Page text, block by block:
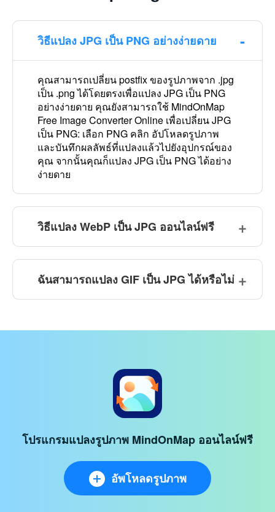
วิธีแปลง JPG เป็น PNG อย่างง่ายดาย
คุณสามารถเปลี่ยน postfix ของรูปภาพจาก .jpg
เป็น .png ได้โดยตรงเพื่อแปลง JPG เป็น PNG
อย่างง่ายดาย คุณยังสามารถใช้ MindOnMap
Free Image Converter Online เพื่อเปลี่ยน JPG
เป็น PNG: เลือก PNG คลิก อัปโหลดรูปภาพ
และบันทึกผลลัพธ์ที่แปลงแล้วไปยังอุปกรณ์ของ
คุณ จากนั้นคุณก็แปลง JPG เป็น PNG ได้อย่าง
ง่ายดาย
วิธีแปลง WebP เป็น JPG ออนไลน์ฟรี
ฉันสามารถแปลง GIF เป็น JPG ได้หรือไม่
โปรแกรมแปลงรูปภาพ MindOnMap ออนไลน์ฟรี
อัพโหลดรูปภาพ